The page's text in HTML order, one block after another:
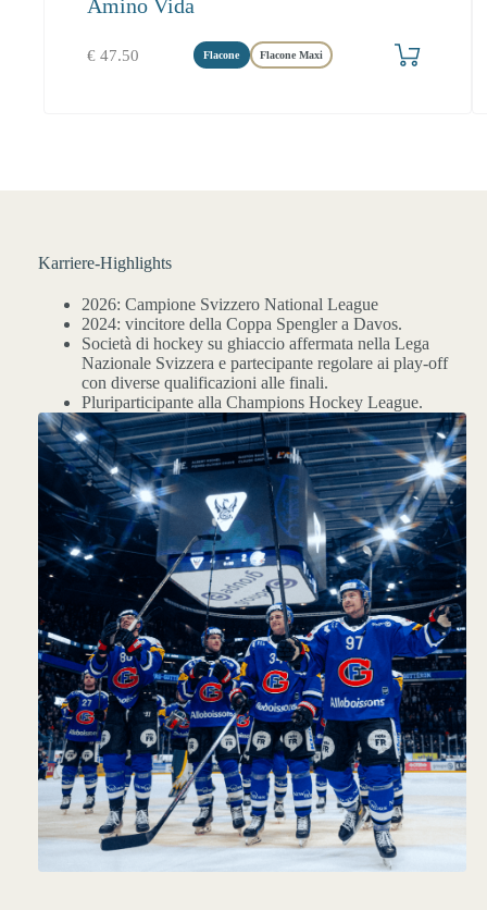
Amino Vida
€ 47.50 Flacone Flacone Maxi
Produkt bestellen
Karriere-Highlights
2026: Campione Svizzero National League
2024: vincitore della Coppa Spengler a Davos.
Società di hockey su ghiaccio affermata nella Lega
Nazionale Svizzera e partecipante regolare ai play-off
con diverse qualificazioni alle finali.
Pluriparticipante alla Champions Hockey League.